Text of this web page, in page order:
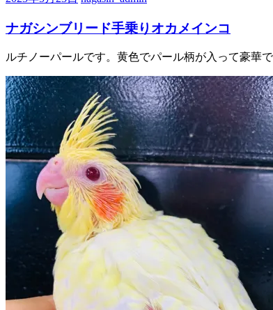
ナガシンブリード手乗りオカメインコ
ルチノーパールです。黄色でパール柄が入って豪